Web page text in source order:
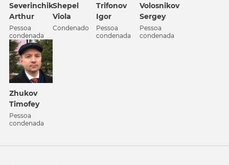
Severinchik
Arthur
Pessoa
condenada
Shepel
Viola
Condenado
Trifonov
Igor
Pessoa
condenada
Volosnikov
Sergey
Pessoa
condenada
Zhukov
Timofey
Pessoa
condenada